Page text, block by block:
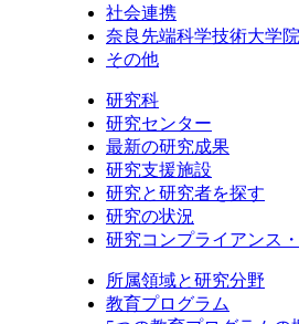
社会連携
奈良先端科学技術大学
その他
研究科
研究センター
最新の研究成果
研究支援施設
研究と研究者を探す
研究の状況
研究コンプライアンス
所属領域と研究分野
教育プログラム